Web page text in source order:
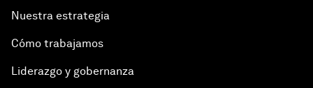
Nuestra estrategia
Cómo trabajamos
Liderazgo y gobernanza